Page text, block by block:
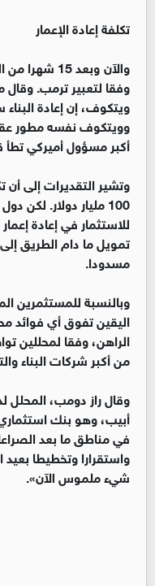
تكلفة إعادة الإعمار
والآن
وفقا لتعبير ترمب.
وويتكوف نفسه مطور
أكبر مسؤول أميركي تطأ
وتشير التقديرات إلى أن
100 مليار دولار. لكن
للاستثمار في إعادة
تمويل ما دام الطريق
مسدودا.
وبالنسبة للمستثمرين
اليقين تفوق أي فوائد
الراهن، وفقا لمحللين
من أكبر شركات البناء
وقال راز دومب، المحلل
أبيب، وهو بنك
في مناطق ما بعد
واستقرارا وتخطيطا
شيء ملموس الآن».